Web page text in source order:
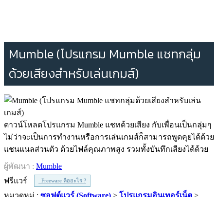
Mumble (โปรแกรม Mumble แชทกลุ่ม
ด้วยเสียงสำหรับเล่นเกมส์)
ดาวน์โหลดโปรแกรม Mumble แชทด้วยเสียง กับเพื่อนเป็นกลุ่มๆ
ไม่ว่าจะเป็นการทำงานหรือการเล่นเกมส์ก็สามารถพูดคุยได้ด้วย
แชนแนลส่วนตัว ด้วยไฟล์คุณภาพสูง รวมทั้งบันทึกเสียงได้ด้วย
ผู้พัฒนา : Mumble
ฟรีแวร์
Freeware คืออะไร ?